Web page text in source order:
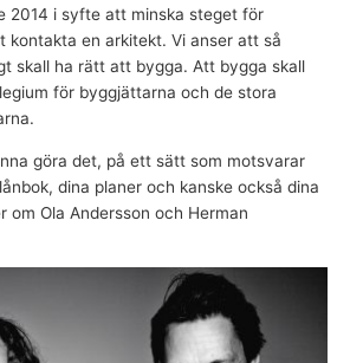
2014 i syfte att minska steget för
kontakta en arkitekt. Vi anser att så
skall ha rätt att bygga. Att bygga skall
för byggjättarna och de stora
göra det, på ett sätt som motsvarar
dina planer och kanske också dina
om Ola Andersson och Herman